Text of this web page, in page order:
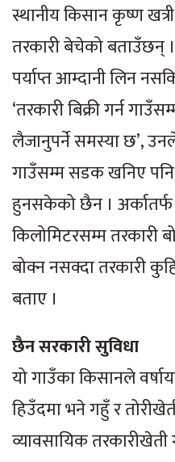
स्थानीय किसान कृष्ण
तरकारी बेचेको बताउँछन्
पर्याप्त आम्दानी लिन
‘तरकारी बिक्री गर्न
लैजानुपर्ने समस्या छ’,
गाउँसम्म सडक खनिए
हुनसकेको छैन ।
किलोमिटरसम्म तरकारी
बोक्न नसक्दा तरकारी
बताए ।
छैन सरकारी सुविधा
यो गाउँका किसानले
हिउँदमा भने गहुँ र
व्यावसायिक